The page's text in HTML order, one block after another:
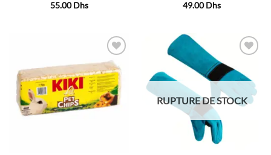
55.00Dhs
49.00Dhs
Ajouter
à la liste
de
souhaits
à la liste
de
souhaits
RUPTURE DE STOCK